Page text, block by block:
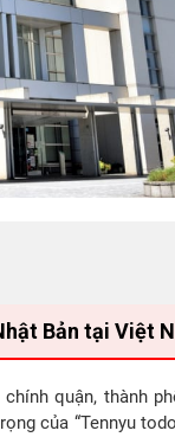
Bản tại Việt
quận, thành
của “Tennyu